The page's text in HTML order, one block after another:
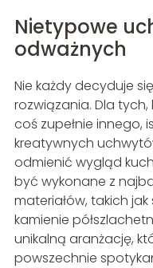
Nietypowe
odważnych
Nie każdy decyduje
rozwiązania. Dla
coś zupełnie innego,
kreatywnych
odmienić wygląd
być wykonane z
materiałów, takich jak
kamienie
unikalną aranżację,
powszechnie